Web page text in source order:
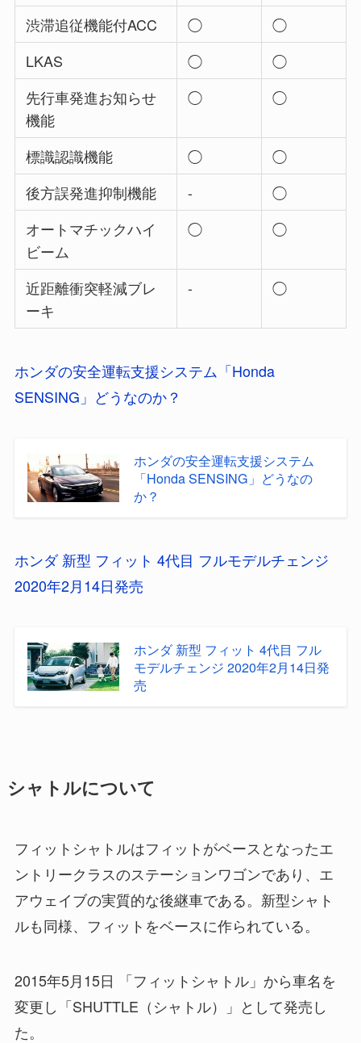
渋滞追従機能付ACC
◯
◯
LKAS
◯
◯
先行車発進お知らせ
機能
◯ ◯
標識認識機能 ◯
◯
後方誤発進抑制機能
-
◯
オートマチックハイ
ビーム
◯ ◯
近距離衝突軽減ブレ
ーキ
- ◯
ホンダの安全運転支援システム「Honda
SENSING」どうなのか？
ホンダの安全運転支援システム
「Honda SENSING」どうなの
か？
ホンダ 新型 フィット 4代目 フルモデルチェンジ
2020年2月14日発売
ホンダ 新型 フィット 4代目 フル
モデルチェンジ 2020年2月14日発
売
シャトルについて
フィットシャトルはフィットがベースとなったエ
ントリークラスのステーションワゴンであり、エ
アウェイブの実質的な後継車である。新型シャト
ルも同様、フィットをベースに作られている。
2015年5月15日 「フィットシャトル」から車名を
変更し「SHUTTLE（シャトル）」として発売し
た。